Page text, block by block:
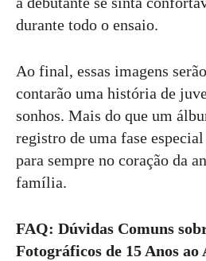
durante todo o ensaio.
Ao final, essas imagens
contarão uma história de
sonhos. Mais do que um
registro de uma fase
para sempre no coração da
família.
FAQ: Dúvidas Comuns
Fotográficos de 15 Anos